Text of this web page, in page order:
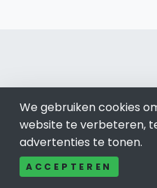
Rijswijk
Bel ons: 085-04 10 177
Contact
Adverteren
We gebruiken cookies
website te verbeteren,
advertenties te tonen.
ACCEPTEREN